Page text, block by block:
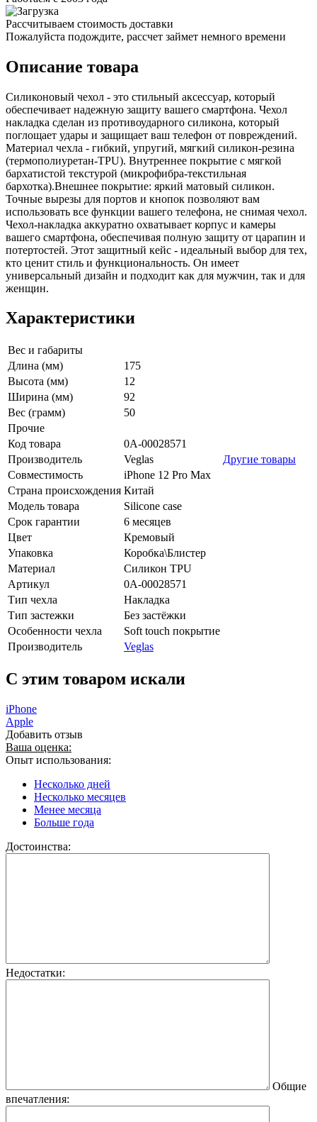
Рассчитываем стоимость доставки
Пожалуйста подождите, рассчет займет немного времени
Описание товара
Силиконовый чехол - это стильный аксессуар, который
обеспечивает надежную защиту вашего смартфона. Чехол
накладка сделан из противоударного силикона, который
поглощает удары и защищает ваш телефон от повреждений.
Материал чехла - гибкий, упругий, мягкий силикон-резина
(термополиуретан-TPU). Внутреннее покрытие с мягкой
бархатистой текстурой (микрофибра-текстильная
бархотка).Внешнее покрытие: яркий матовый силикон.
Точные вырезы для портов и кнопок позволяют вам
использовать все функции вашего телефона, не снимая чехол.
Чехол-накладка аккуратно охватывает корпус и камеры
вашего смартфона, обеспечивая полную защиту от царапин и
потертостей. Этот защитный кейс - идеальный выбор для тех,
кто ценит стиль и функциональность. Он имеет
универсальный дизайн и подходит как для мужчин, так и для
женщин.
Характеристики
Вес и габариты
Длина (мм)
175
Высота (мм)
12
Ширина (мм)
92
Вес (грамм)
50
Прочие
Код товара
0А-00028571
Производитель
Veglas
Другие товары
Совместимость
iPhone 12 Pro Max
Страна происхождения Китай
Модель товара
Silicone case
Срок гарантии
6 месяцев
Цвет
Кремовый
Упаковка
Коробка\Блистер
Материал
Силикон TPU
Артикул
0А-00028571
Тип чехла
Накладка
Тип застежки
Без застёжки
Особенности чехла
Soft touch покрытие
Производитель
Veglas
C этим товаром искали
iPhone
Apple
Добавить отзыв
Ваша оценка:
Опыт использования:
Несколько дней
Несколько месяцев
Менее месяца
Больше года
Достоинства:
Недостатки:
Общие
впечатления: